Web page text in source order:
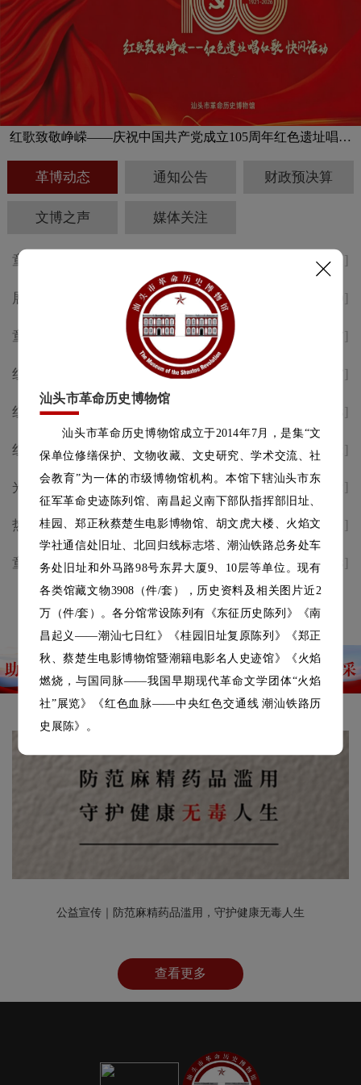
汕头市革命历史博物馆
汕头市革命历史博物馆成立于2014年7月，是集“文
保单位修缮保护、文物收藏、文史研究、学术交流、社
会教育”为一体的市级博物馆机构。本馆下辖汕头市东
征军革命史迹陈列馆、南昌起义南下部队指挥部旧址、
桂园、郑正秋蔡楚生电影博物馆、胡文虎大楼、火焰文
学社通信处旧址、北回归线标志塔、潮汕铁路总务处车
务处旧址和外马路98号东昇大厦9、10层等单位。现有
各类馆藏文物3908（件/套），历史资料及相关图片近2
万（件/套）。各分馆常设陈列有《东征历史陈列》《南
昌起义——潮汕七日红》《桂园旧址复原陈列》《郑正
秋、蔡楚生电影博物馆暨潮籍电影名人史迹馆》《火焰
燃烧，与国同脉——我国早期现代革命文学团体“火焰
社”展览》《红色血脉——中央红色交通线 潮汕铁路历
史展陈》。
红歌致敬峥嵘——庆祝中国共产党成立105周年红色遗址唱红
革博动态 通知公告 财政预决算
文博之声 媒体关注
童声述侨韵，志愿传薪火 汕头
革博“小小讲解员”考核活动精彩
回顾
[2026-08-01]
展讯 | 纪念中国工农红军长征胜
利 九十周年专题展于8月1日开
幕
[2026-07-30]
童声述侨韵，志愿传薪火 | 汕头
革博“小小讲解员”培训顺利举办
[2026-07-17]
红歌致敬峥嵘岁月，红色地标唱
响时代礼赞｜省市主流媒体纷纷
点赞汕头革博这场红歌快闪活动
[2026-07-07]
红歌致敬峥嵘——庆祝中国共产
党成立105周年红色遗址唱红歌
快闪活动预告
[2026-07-03]
红歌致敬峥嵘——庆祝中国共产
党成立105周年红色遗址唱红歌
快闪活动预告
[2026-07-02]
光影颂百年 初心永向党 | 庆祝建
党105周年公益电影放映七月档
[2026-07-02]
热烈庆祝中国共产党成立105周
[2026-07-01]
童声述侨韵，志愿传薪火|汕头
革博2026年“小小讲解员”选拔
活动圆满落幕
[2026-06-18]
查看更多
公益宣传｜防范麻精药品滥用，守护健康无毒人生
查看更多